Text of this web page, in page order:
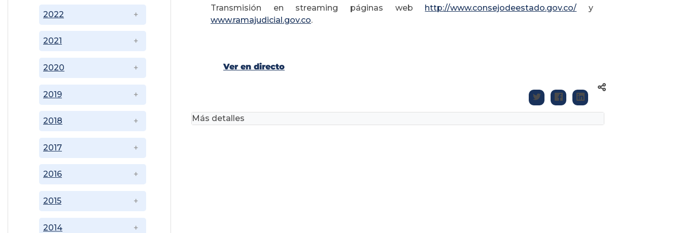
2014
2015
2016
2017
2018
2019
2020
2021
2022
Transmisión en streaming páginas web http://www.consejodeestado.gov.co/ y
www.ramajudicial.gov.co.
Ver en directo
Más detalles